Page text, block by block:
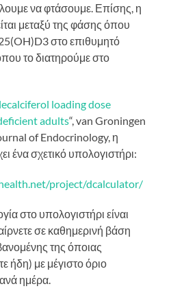
να φτάσουμε. Επίσης, η
μεταξύ της φάσης όπου
στο επιθυμητό
το διατηρούμε στο
loading dose
adults“, van Groningen
of Endocrinology, η
ένα σχετικό υπολογιστήρι:
project/dcalculator/
στο υπολογιστήρι είναι
σε καθημερινή βάση
της όποιας
ήδη) με μέγιστο όριο
ημέρα.